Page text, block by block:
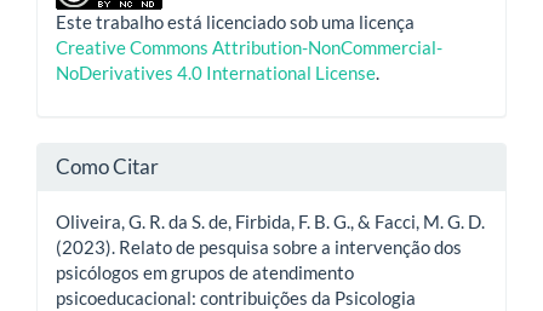
Este trabalho está licenciado sob uma licença
Creative Commons Attribution-NonCommercial-
NoDerivatives 4.0 International License.
Como Citar
Oliveira, G. R. da S. de, Firbida, F. B. G., & Facci, M. G. D.
(2023). Relato de pesquisa sobre a intervenção dos
psicólogos em grupos de atendimento
psicoeducacional: contribuições da Psicologia